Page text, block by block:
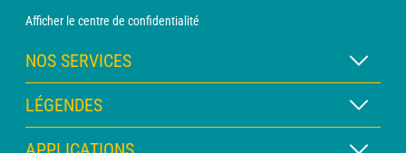
Afficher le centre de confidentialité
NOS SERVICES
Abonnement METEO Xpert
Abonnement METEO PRO
LÉGENDES
Légende des cartes